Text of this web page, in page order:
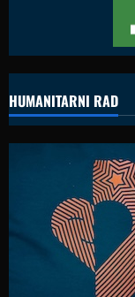
HUMANITARNI RAD